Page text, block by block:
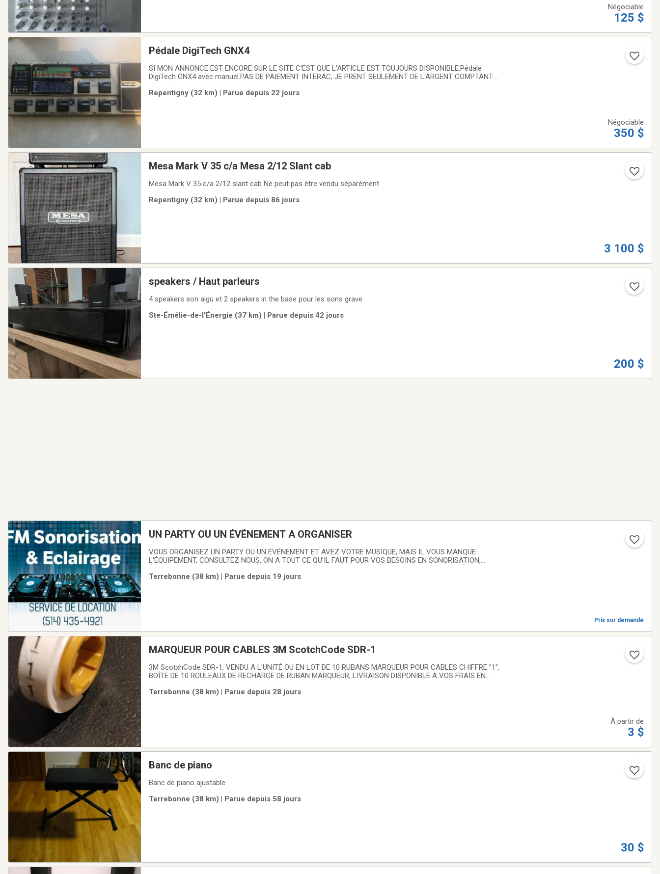
Négociable
125 $
Pédale DigiTech GNX4
SI MON ANNONCE EST ENCORE SUR LE SITE C'EST QUE L'ARTICLE EST TOUJOURS DISPONIBLE.Pédale
DigiTech GNX4 avec manuel.PAS DE PAIEMENT INTERAC, JE PRENT SEULEMENT DE L'ARGENT COMPTANT
home-studio. L'appareil possède une trentaine d'effets (pitch,
Repentigny (32 km) | Parue depuis 22 jours
Négociable
350 $
Mesa Mark V 35 c/a Mesa 2/12 Slant cab
Mesa Mark V 35 c/a 2/12 slant cab Ne peut pas être vendu séparément
Repentigny (32 km) | Parue depuis 86 jours
3 100 $
speakers / Haut parleurs
4 speakers son aigu et 2 speakers in the base pour les sons grave
Ste-Émélie-de-l'Énergie (37 km) | Parue depuis 42 jours
200 $
UN PARTY OU UN ÉVÉNEMENT A ORGANISER
VOUS ORGANISEZ UN PARTY OU UN ÉVÉNEMENT ET AVEZ VOTRE MUSIQUE, MAIS IL VOUS MANQUE
L'ÉQUIPEMENT, CONSULTEZ NOUS, ON A TOUT CE QU'IL FAUT POUR VOS BESOINS EN SONORISATION,
DU MATÉRIEL, AINSI QUE DU MONTAGE ET DU DEMONTAGE.
Terrebonne (38 km) | Parue depuis 19 jours
Prix sur demande
MARQUEUR POUR CABLES 3M ScotchCode SDR-1
3M ScotxhCode SDR-1, VENDU A L'UNITÉ OU EN LOT DE 10 RUBANS MARQUEUR POUR CABLES CHIFFRE "1",
BOÎTE DE 10 ROULEAUX DE RECHARGE DE RUBAN MARQUEUR, LIVRAISON DISPONIBLE A VOS FRAIS EN
Terrebonne (38 km) | Parue depuis 28 jours
À partir de
3 $
Banc de piano
Banc de piano ajustable
Terrebonne (38 km) | Parue depuis 58 jours
30 $